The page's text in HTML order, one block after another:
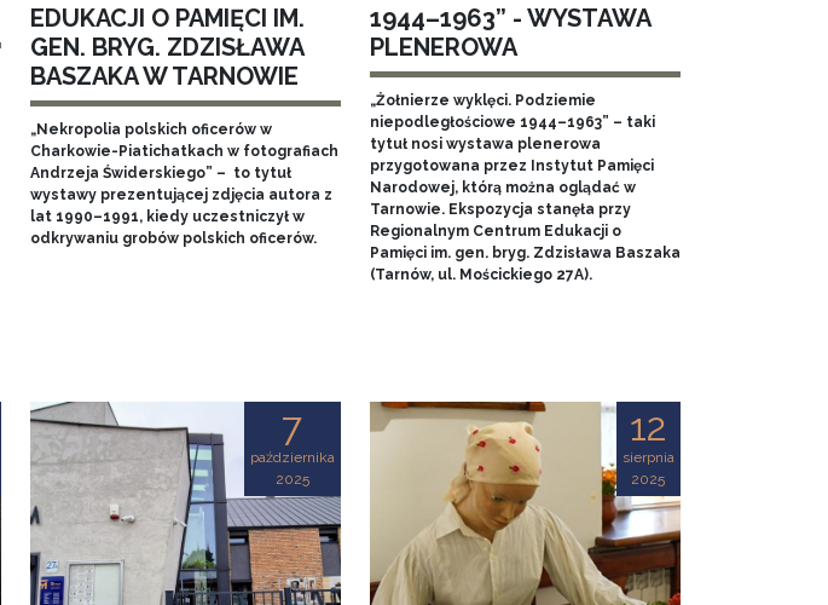
EDUKACJI O PAMIĘCI IM.
GEN. BRYG. ZDZISŁAWA
BASZAKA W TARNOWIE
„Nekropolia polskich oficerów w
Charkowie-Piatichatkach w fotografiach
Andrzeja Świderskiego” – to tytuł
wystawy prezentującej zdjęcia autora z
lat 1990–1991, kiedy uczestniczył w
odkrywaniu grobów polskich oficerów.
1944–1963” - WYSTAWA
PLENEROWA
„Żołnierze wyklęci. Podziemie
niepodległościowe 1944–1963” – taki
tytuł nosi wystawa plenerowa
przygotowana przez Instytut Pamięci
Narodowej, którą można oglądać w
Tarnowie. Ekspozycja stanęła przy
Regionalnym Centrum Edukacji o
Pamięci im. gen. bryg. Zdzisława Baszaka
(Tarnów, ul. Mościckiego 27A).
7
października
2025
12
sierpnia
2025